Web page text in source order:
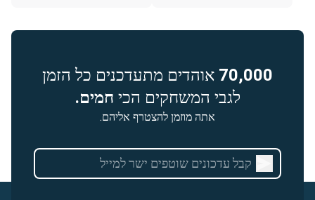
70,000 אוהדים מתעדכנים כל הזמן
לגבי המשחקים הכי חמים.
אתה מוזמן להצטרף אליהם.